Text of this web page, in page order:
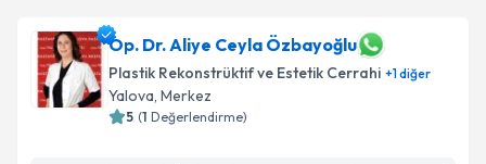
Op. Dr. Aliye Ceyla Özbayoğlu
Plastik Rekonstrüktif ve Estetik Cerrahi +1diğer
Yalova, Merkez
5 (1 Değerlendirme)